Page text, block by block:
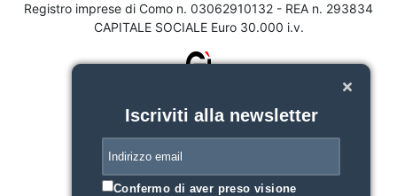
Registro imprese di Como n. 03062910132 - REA n. 293834
CAPITALE SOCIALE Euro 30.000 i.v.
Iscriviti alla newsletter
Confermo di aver preso visione